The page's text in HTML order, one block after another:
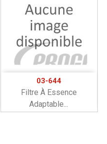
03-644
Filtre À Essence
Adaptable...